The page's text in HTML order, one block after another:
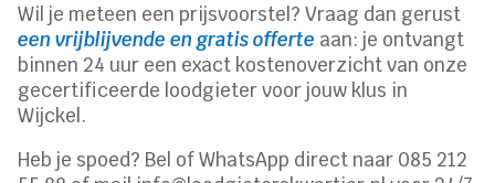
Wil je meteen een prijsvoorstel? Vraag dan gerust
een vrijblijvende en gratis offerte aan: je ontvangt
binnen 24 uur een exact kostenoverzicht van onze
gecertificeerde loodgieter voor jouw klus in
Wijckel.
Heb je spoed? Bel of WhatsApp direct naar 085 212